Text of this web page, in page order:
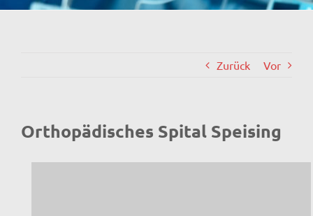
Zurück Vor
Orthopädisches Spital Speising